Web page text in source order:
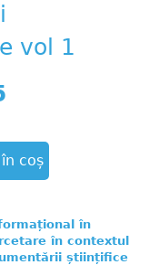
vol 1
în
în contextul
științifice